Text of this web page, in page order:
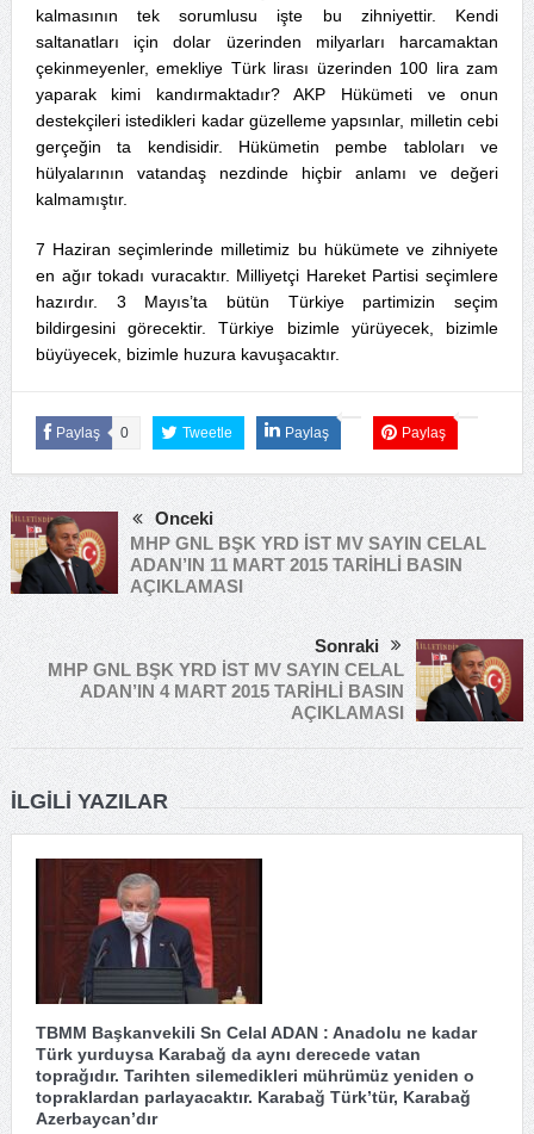
kalmasının tek sorumlusu işte bu zihniyettir. Kendi
saltanatları için dolar üzerinden milyarları harcamaktan
çekinmeyenler, emekliye Türk lirası üzerinden 100 lira zam
yaparak kimi kandırmaktadır? AKP Hükümeti ve onun
destekçileri istedikleri kadar güzelleme yapsınlar, milletin cebi
gerçeğin ta kendisidir. Hükümetin pembe tabloları ve
hülyalarının vatandaş nezdinde hiçbir anlamı ve değeri
kalmamıştır.
7 Haziran seçimlerinde milletimiz bu hükümete ve zihniyete
en ağır tokadı vuracaktır. Milliyetçi Hareket Partisi seçimlere
hazırdır. 3 Mayıs’ta bütün Türkiye partimizin seçim
bildirgesini görecektir. Türkiye bizimle yürüyecek, bizimle
büyüyecek, bizimle huzura kavuşacaktır.
Paylaş 0 Tweetle Paylaş Paylaş
Önceki
MHP GNL BŞK YRD İST MV SAYIN CELAL
ADAN’IN 11 MART 2015 TARİHLİ BASIN
AÇIKLAMASI
Sonraki
MHP GNL BŞK YRD İST MV SAYIN CELAL
ADAN’IN 4 MART 2015 TARİHLİ BASIN
AÇIKLAMASI
İLGILI YAZILAR
TBMM Başkanvekili Sn Celal ADAN : Anadolu ne kadar
Türk yurduysa Karabağ da aynı derecede vatan
toprağıdır. Tarihten silemedikleri mührümüz yeniden o
topraklardan parlayacaktır. Karabağ Türk’tür, Karabağ
Azerbaycan’dır